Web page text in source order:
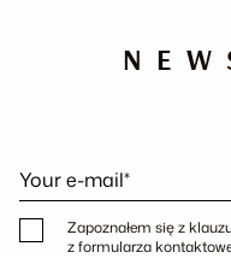
Your e-mail*
Zapoznałem się z
z formularza